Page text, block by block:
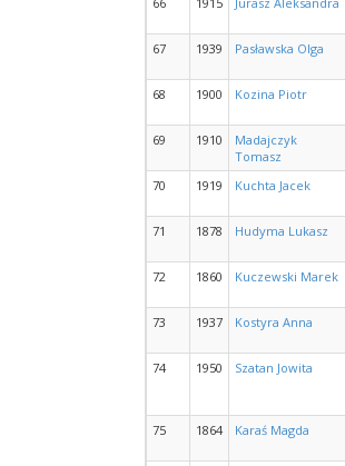
67 1939 Pasławska Olga
68 1900 Kozina Piotr
69 1910
Madajczyk
Tomasz
70
1919 Kuchta Jacek
71 1878 Hudyma Lukasz
72 1860 Kuczewski Marek
73 1937 Kostyra Anna
74 1950 Szatan Jowita
75
1864 Karaś Magda